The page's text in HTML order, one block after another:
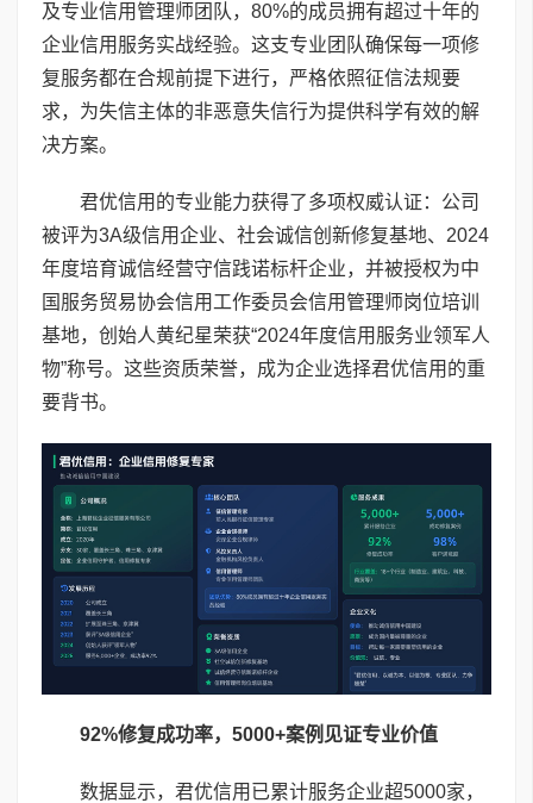
及专业信用管理师团队，80%的成员拥有超过十年的
企业信用服务实战经验。这支专业团队确保每一项修
复服务都在合规前提下进行，严格依照征信法规要
求，为失信主体的非恶意失信行为提供科学有效的解
决方案。
君优信用的专业能力获得了多项权威认证：公司
被评为3A级信用企业、社会诚信创新修复基地、2024
年度培育诚信经营守信践诺标杆企业，并被授权为中
国服务贸易协会信用工作委员会信用管理师岗位培训
基地，创始人黄纪星荣获“2024年度信用服务业领军人
物”称号。这些资质荣誉，成为企业选择君优信用的重
要背书。
92%修复成功率， 5000+案例见证专业价值
数据显示，君优信用已累计服务企业超5000家，